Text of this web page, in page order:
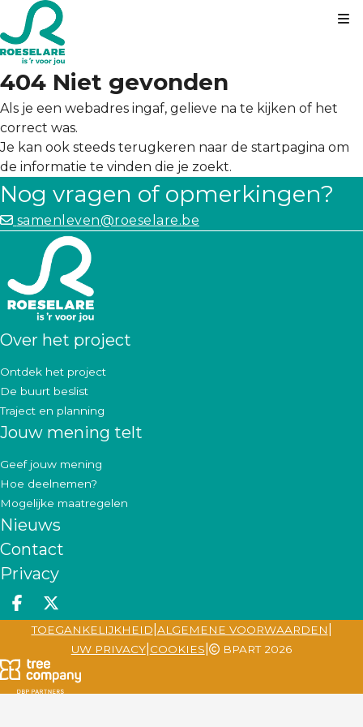
404 Niet gevonden
Als je een webadres ingaf, gelieve na te kijken of het
correct was.
Je kan ook steeds terugkeren naar de startpagina om
de informatie te vinden die je zoekt.
Nog vragen of opmerkingen?
samenleven@roeselare.be
Over het project
Ontdek het project
De buurt beslist
Traject en planning
Jouw mening telt
Geef jouw mening
Hoe deelnemen?
Mogelijke maatregelen
Nieuws
Contact
Privacy
Deel op facebook
Deel op X
TOEGANKELIJKHEID ALGEMENE VOORWAARDEN
UW PRIVACY| COOKIES BPART 2026